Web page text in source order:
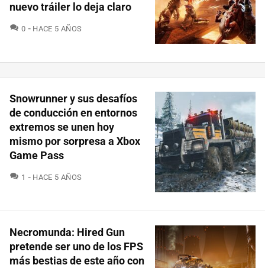
nuevo tráiler lo deja claro
0 COMENTARIOS
HACE 5 AÑOS
Snowrunner y sus desafíos
de conducción en entornos
extremos se unen hoy
mismo por sorpresa a Xbox
Game Pass
1 COMENTARIOS
HACE 5 AÑOS
Necromunda: Hired Gun
pretende ser uno de los FPS
más bestias de este año con